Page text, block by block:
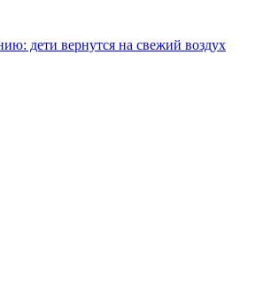
дети вернутся на свежий воздух